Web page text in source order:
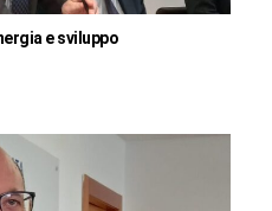
e sviluppo